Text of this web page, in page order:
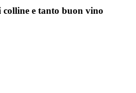
e tanto buon vino